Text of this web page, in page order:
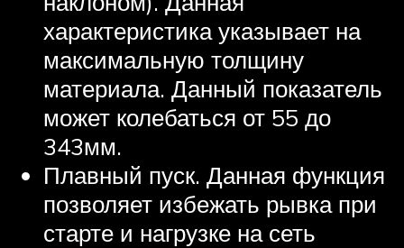
характеристика указывает на
максимальную толщину
материала. Данный показатель
может колебаться от 55 до
343мм.
Плавный пуск. Данная функция
позволяет избежать рывка при
старте и нагрузке на сеть